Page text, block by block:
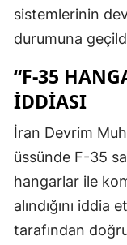
sistemlerinin
durumuna
“F-35
İDDİASI
İran Devrim
üssünde F-35
hangarlar ile
alındığını
tarafından